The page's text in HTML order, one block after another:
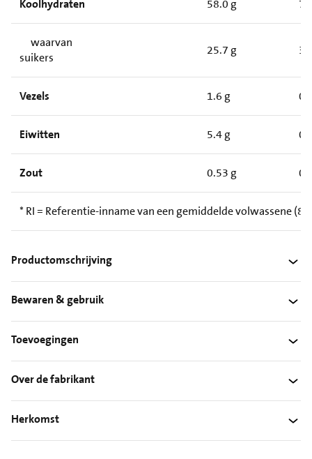
Koolhydraten 58.0 g
waarvan
suikers
25.7 g
Vezels 1.6 g
Eiwitten 5.4 g
Zout 0.53 g
* RI = Referentie-inname van een gemiddelde volwassene (8
Productomschrijving
Bewaren & gebruik
Toevoegingen
Over de fabrikant
Herkomst